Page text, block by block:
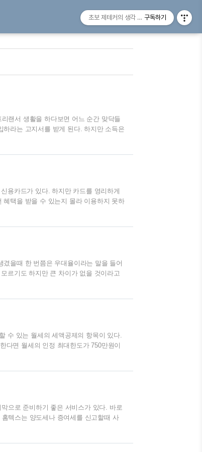
랜서 생활을 하다보면 어느 순간 맞닥들
라는 고지서를 받게 된다. 하지만 소득은
것이다. 오늘은 국민연금의 납부유예에
같다. 한달 한달 생활비도 빠듯한데 노후
#01 국민연금 ..
용카드가 있다. 하지만 카드를 영리하게
택을 받을 수 있는지 몰라 이용하지 못하
트를 날리기 전에 간편하게 계좌로 입금
당 사이트에 들어가서 간편하게 조회를
다. #02 휴대폰인증하기 여..
을때 한 번쯤은 우대율이라는 말을 들어
르기도 하지만 큰 차이가 없을 것이라고
지만 환전 우대율에 대해서 개념을 잘
라는 것은 1달러를 살 때 내야하는 가격
이 950원이라..
수 있는 월세의 세액공제의 항목이 있다.
다면 월세의 인정 최대한도가 750만원이
수 있는 항목이다. 그렇다면 어떤 경우에
대신 가족이 거주하는 경우, 부모님이 계
생, 사회 초년생..
으로 준비하기 좋은 서비스가 있다. 바로
텍스는 양도세나 증여세를 신고할때 사
이트이다. 해당 사이트에는 유용한 정보
초보 제테커의 생각 나누기구독하기